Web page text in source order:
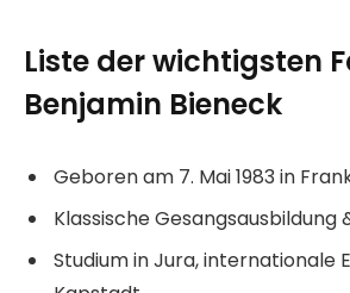
Liste der wichtigsten
Benjamin Bieneck
Geboren am 7. Mai 1983 in
Klassische Gesangsausbildung
Studium in Jura, internationale